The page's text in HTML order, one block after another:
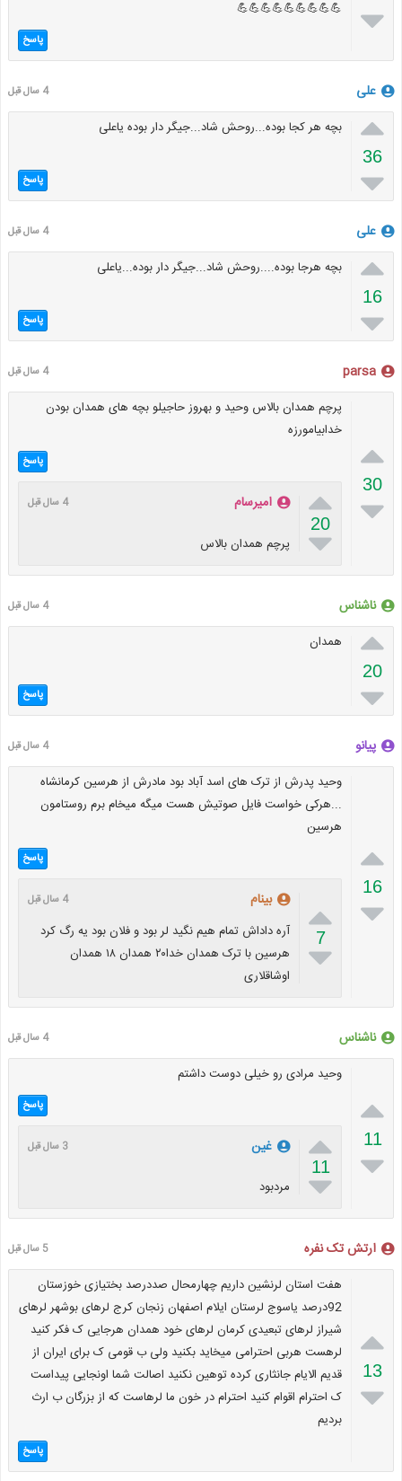

💪💪💪💪💪💪💪💪💪
پاسخ
علی 4 سال قبل

36

بچه هر کجا بوده...روحش شاد...جیگر دار بوده یاعلی
پاسخ
علی 4 سال قبل

16

بچه هرجا بوده....روحش شاد...جیگر دار بوده...یاعلی
پاسخ
parsa 4 سال قبل

30

پرچم همدان بالاس وحید و بهروز حاجیلو بچه های همدان بودن
خدابیامورزه
پاسخ

20

امیرسام 4 سال قبل
پرچم همدان بالاس
ناشناس 4 سال قبل

20

همدان
پاسخ
پیانو 4 سال قبل

16

وحید پدرش از ترک های اسد آباد بود مادرش از هرسین کرمانشاه
...هرکی خواست فایل صوتیش هست میگه میخام برم روستامون
هرسین
پاسخ

7

بینام 4 سال قبل
آره داداش تمام هیم نگید لر بود و فلان بود یه رگ کرد
هرسین با ترک همدان خدا۲۰ همدان ۱۸ همدان
اوشاقلاری
ناشناس 4 سال قبل

11

وحید مرادی رو خیلی دوست داشتم
پاسخ

11

غین 3 سال قبل
مرد‌بود
ارتش تک نفره 5 سال قبل

13

هفت استان لرنشین داریم چهارمحال صددرصد بختیازی خوزستان
92درصد یاسوج لرستان ایلام اصفهان زنجان کرج لرهای بوشهر لرهای
شیراز لرهای تبعیدی کرمان لرهای خود همدان هرجایی ک فکر کنید
لرهست هربی احترامی میخاید بکنید ولی ب قومی ک برای ایران از
قدیم الایام جانثاری کرده توهین نکنید اصالت شما اونجایی پیداست
ک احترام اقوام کنید احترام در خون ما لرهاست که از بزرگان ب ارث
بردیم
پاسخ